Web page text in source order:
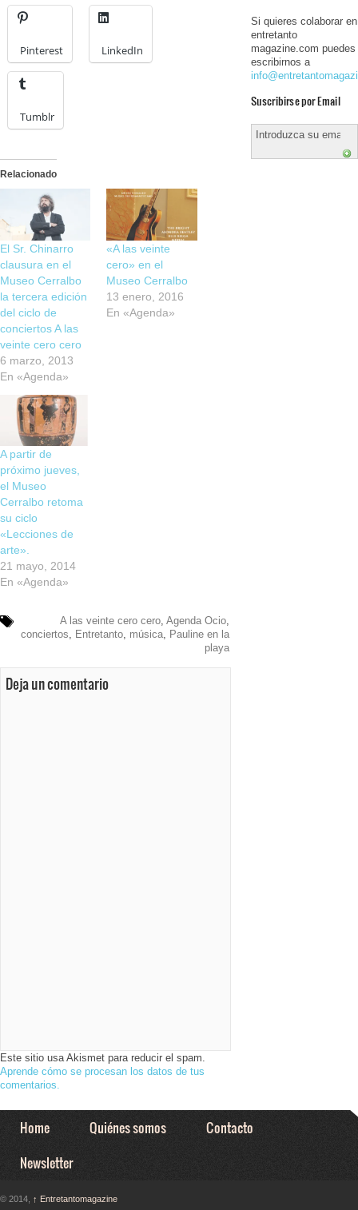
Pinterest LinkedIn
Tumblr
Relacionado
El Sr. Chinarro
clausura en el
Museo Cerralbo
la tercera edición
del ciclo de
conciertos A las
veinte cero cero
6 marzo, 2013
En «Agenda»
«A las veinte
cero» en el
Museo Cerralbo
13 enero, 2016
En «Agenda»
A partir de
próximo jueves,
el Museo
Cerralbo retoma
su ciclo
«Lecciones de
arte».
21 mayo, 2014
En «Agenda»
A las veinte cero cero, Agenda Ocio,
conciertos, Entretanto, música, Pauline en la
playa
Deja un comentario
Este sitio usa Akismet para reducir el spam.
Aprende cómo se procesan los datos de tus
comentarios.
Si quieres colaborar en
entretanto
magazine.com puedes
escribirnos a
Suscribirse por Email
Home Quiénes somos
Contacto
Newsletter
© 2014, ↑ Entretantomagazine